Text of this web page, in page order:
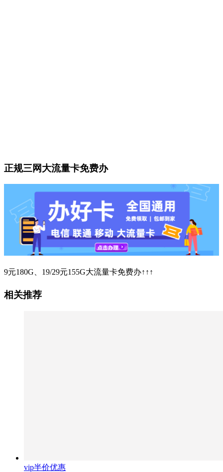
正规三网大流量卡免费办
9元180G、19/29元155G大流量卡免费办↑↑↑
相关推荐
vip半价优惠